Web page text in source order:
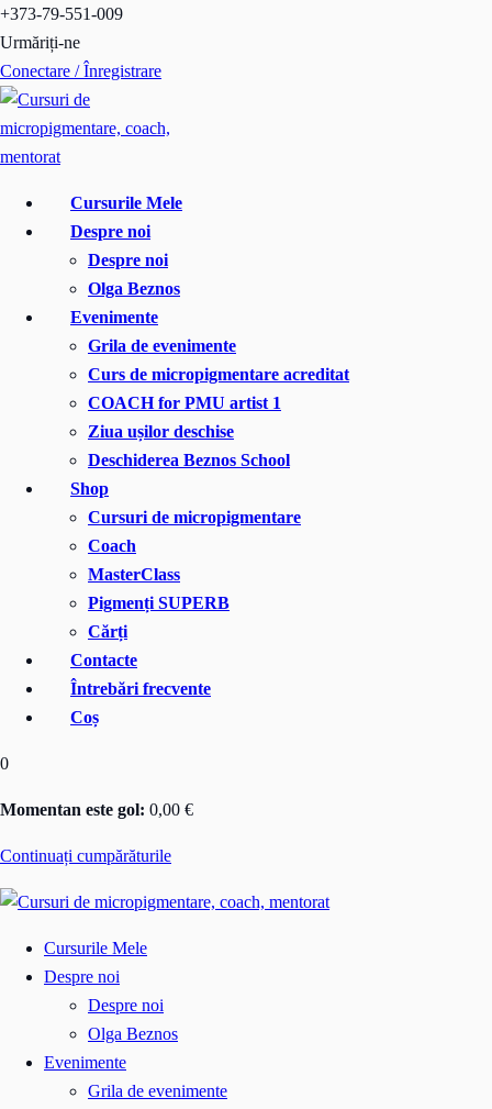
Treci
la
conținut
+373-79-551-009
Urmăriți-ne
Conectare / Înregistrare
Cursurile Mele
Despre noi
Despre noi
Olga Beznos
Evenimente
Grila de evenimente
Curs de micropigmentare acreditat
COACH for PMU artist 1
Ziua ușilor deschise
Deschiderea Beznos School
Shop
Cursuri de micropigmentare
Coach
MasterClass
Pigmenți SUPERB
Cărți
Contacte
Întrebări frecvente
Coș
0
Momentan este gol: 0,00 €
Continuați cumpărăturile
Cursurile Mele
Despre noi
Despre noi
Olga Beznos
Evenimente
Grila de evenimente